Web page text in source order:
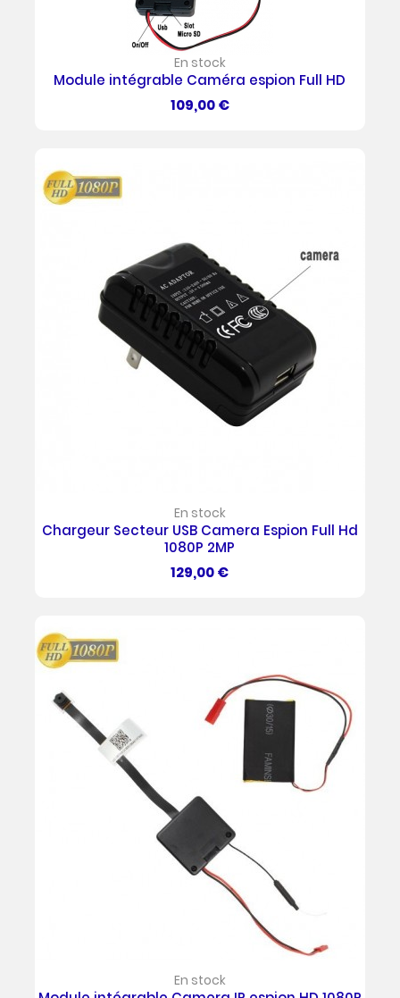
En stock
Module intégrable Caméra espion Full HD
Prix
109,00 €
En stock
Chargeur Secteur USB Camera Espion Full Hd
1080P 2MP
Prix
129,00 €
En stock